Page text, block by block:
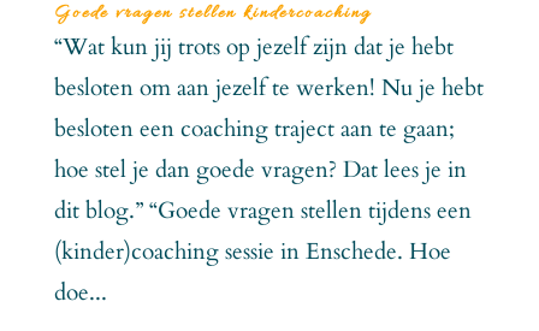
Goede vragen stellen kindercoaching
“Wat kun jij trots op jezelf zijn dat je hebt
besloten om aan jezelf te werken! Nu je hebt
besloten een coaching traject aan te gaan;
hoe stel je dan goede vragen? Dat lees je in
dit blog.” “Goede vragen stellen tijdens een
(kinder)coaching sessie in Enschede. Hoe
doe...